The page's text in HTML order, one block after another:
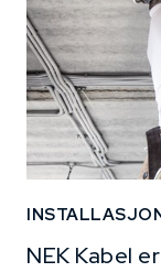
NEK Kabel